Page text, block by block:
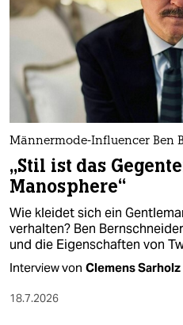
Männermode-Influencer Ben
„Stil ist das
Manosphere“
Wie kleidet sich ein
verhalten? Ben
und die Eigenschaften von
Interview von Clemens Sarholz
18.7.2026